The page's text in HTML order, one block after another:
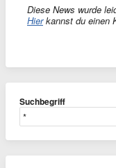
Diese News wurde
Hierkannst du einen
Suchbegriff